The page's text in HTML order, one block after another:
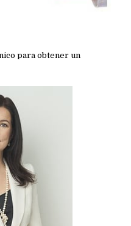
para obtener un